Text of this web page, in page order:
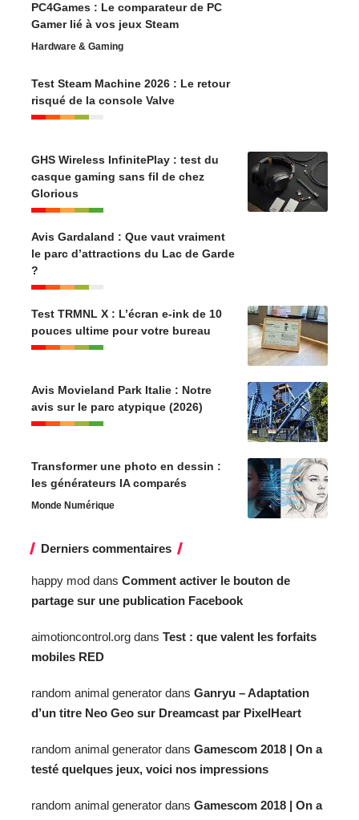
PC4Games : Le comparateur de PC
Gamer lié à vos jeux Steam
Hardware & Gaming
Test Steam Machine 2026 : Le retour
risqué de la console Valve
GHS Wireless InfinitePlay : test du
casque gaming sans fil de chez
Glorious
Avis Gardaland : Que vaut vraiment
le parc d’attractions du Lac de Garde
?
Test TRMNL X : L’écran e-ink de 10
pouces ultime pour votre bureau
Avis Movieland Park Italie : Notre
avis sur le parc atypique (2026)
Transformer une photo en dessin :
les générateurs IA comparés
Monde Numérique
Derniers commentaires
happy mod dans Comment activer le bouton de
partage sur une publication Facebook
aimotioncontrol.org dans Test : que valent les forfaits
mobiles RED
random animal generator dans Ganryu – Adaptation
d’un titre Neo Geo sur Dreamcast par PixelHeart
random animal generator dans Gamescom 2018 | On a
testé quelques jeux, voici nos impressions
random animal generator dans Gamescom 2018 | On a